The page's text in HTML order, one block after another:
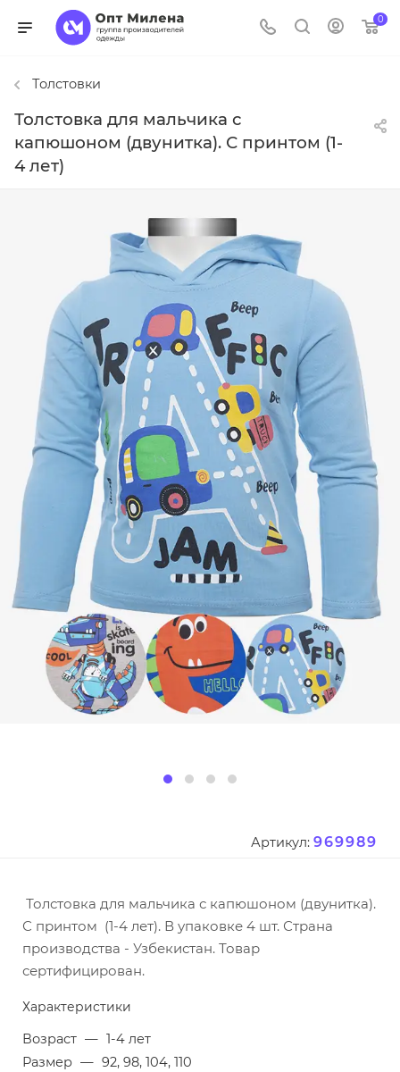
0
Толстовки
Толстовка для мальчика с
капюшоном (двунитка). С принтом (1-
4 лет)
Артикул: 969989
Толстовка для мальчика с капюшоном (двунитка).
С принтом (1-4 лет). В упаковке 4 шт. Страна
производства - Узбекистан. Товар
сертифицирован.
Характеристики
Возраст — 1-4 лет
Размер — 92, 98, 104, 110